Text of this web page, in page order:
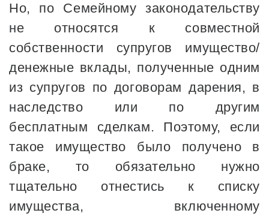
Но, по Семейному законодательству
не относятся к совместной
собственности супругов имущество/
денежные вклады, полученные одним
из супругов по договорам дарения, в
наследство или по другим
бесплатным сделкам. Поэтому, если
такое имущество было получено в
браке, то обязательно нужно
тщательно отнестись к списку
имущества, включенному